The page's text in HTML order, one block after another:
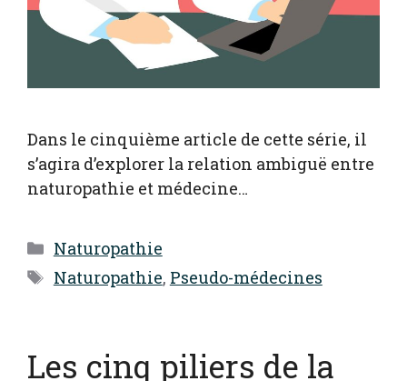
Dans le cinquième article de cette série, il
s’agira d’explorer la relation ambiguë entre
naturopathie et médecine…
Catégories
Naturopathie
Étiquettes
Naturopathie, Pseudo-médecines
Les cinq piliers de la